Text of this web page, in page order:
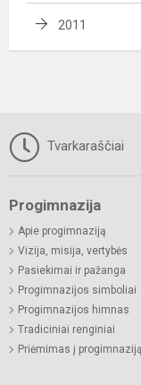
2011
Tvarkaraščiai
Progimnazija
Apie progimnaziją
Vizija, misija, vertybės
Pasiekimai ir pažanga
Progimnazijos simboliai
Progimnazijos himnas
Tradiciniai renginiai
Priėmimas į progimnaziją